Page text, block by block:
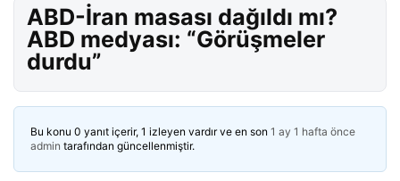
ABD-İran masası dağıldı mı?
ABD medyası: “Görüşmeler
durdu”
Bu konu 0 yanıt içerir, 1 izleyen vardır ve en son 1 ay 1 hafta önce
admin tarafından güncellenmiştir.